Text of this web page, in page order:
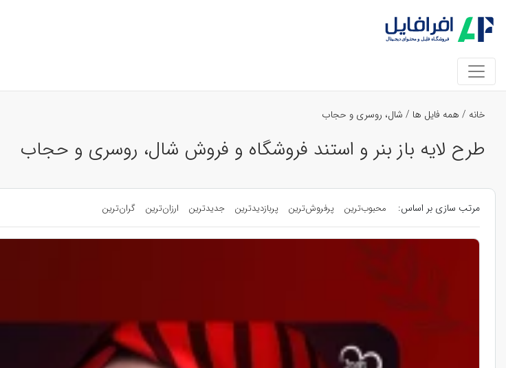
خانه / همه فایل ها / شال، روسری و حجاب
طرح لایه باز بنر و استند فروشگاه و فروش شال، روسری و حجاب
مرتب سازی بر اساس: محبوب‌ترین پرفروش‌ترین پربازدیدترین جدیدترین ارزان‌ترین گران‌ترین